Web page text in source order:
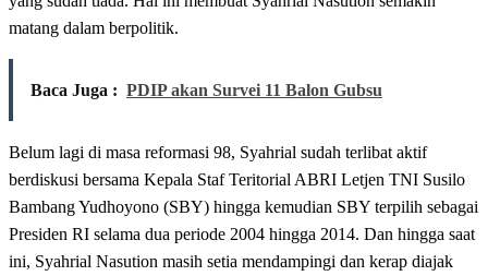
matang dalam berpolitik.
Baca Juga : PDIP akan Survei 11 Balon Gubsu
Belum lagi di masa reformasi 98, Syahrial sudah terlibat aktif
berdiskusi bersama Kepala Staf Teritorial ABRI Letjen TNI Susilo
Bambang Yudhoyono (SBY) hingga kemudian SBY terpilih sebagai
Presiden RI selama dua periode 2004 hingga 2014. Dan hingga saat
ini, Syahrial Nasution masih setia mendampingi dan kerap diajak